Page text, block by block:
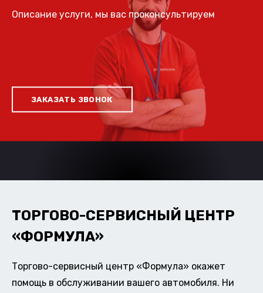
Описание услуги, мы вас проконсультируем
ЗАКАЗАТЬ ЗВОНОК
ТОРГОВО-СЕРВИСНЫЙ ЦЕНТР
«ФОРМУЛА»
Торгово-сервисный центр «Формула» окажет
помощь в обслуживании вашего автомобиля. Ни